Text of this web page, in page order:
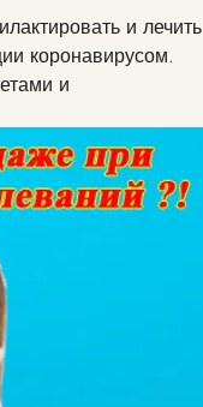
и лечить
коронавирусом.
и